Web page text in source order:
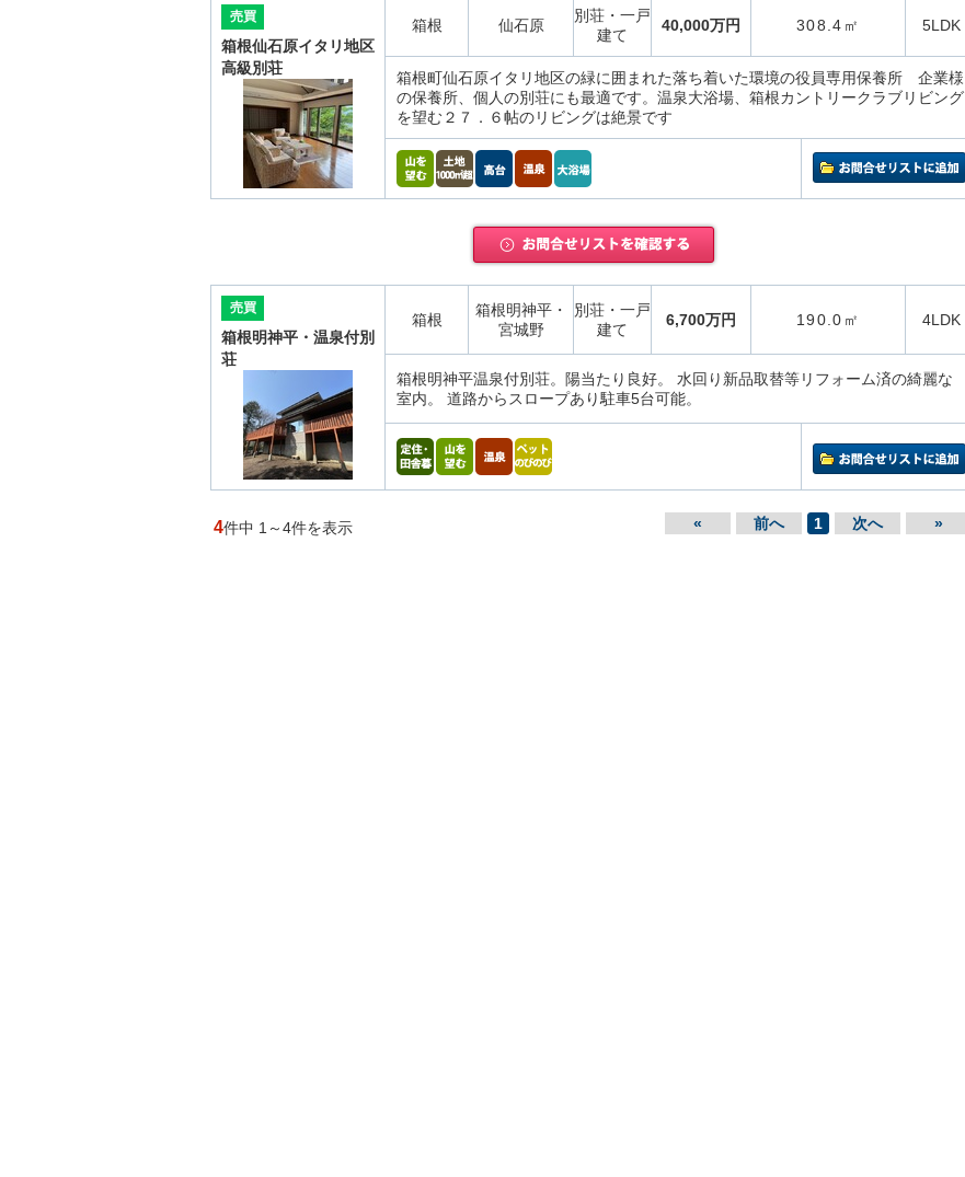
売買
箱根仙石原イタリ地区
高級別荘
箱根 仙石原
別荘・一戸
建て
40,000万円 308.4㎡ 5LDK
箱根町仙石原イタリ地区の緑に囲まれた落ち着いた環境の役員専用保養所 企業様
の保養所、個人の別荘にも最適です。温泉大浴場、箱根カントリークラブリビング
を望む２７．６帖のリビングは絶景です
売買
箱根明神平・温泉付別
荘
箱根
箱根明神平・
宮城野
別荘・一戸
建て
6,700万円 190.0㎡ 4LDK
箱根明神平温泉付別荘。陽当たり良好。 水回り新品取替等リフォーム済の綺麗な
室内。 道路からスロープあり駐車5台可能。
4件中 1～4件を表示 « 前へ 1 次へ »